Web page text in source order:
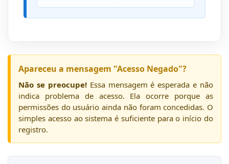
Apareceu a mensagem "Acesso Negado"?
Não se preocupe!Essa mensagem é esperada e não
indica problema de acesso. Ela ocorre porque as
permissões do usuário ainda não foram concedidas. O
simples acesso ao sistema é suficiente para o início do
registro.